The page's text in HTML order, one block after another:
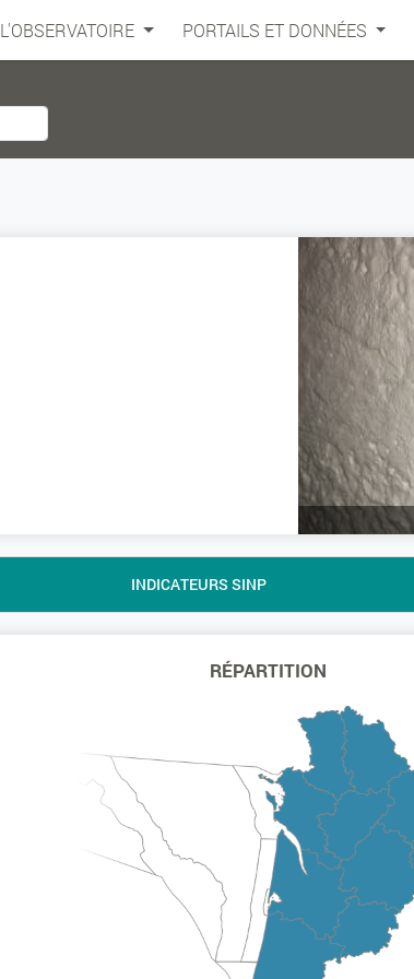
L'OBSERVATOIRE PORTAILS ET DONNÉES
INDICATEURS SINP
RÉPARTITION